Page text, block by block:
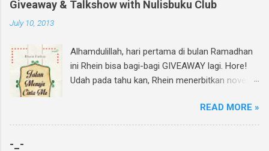
Giveaway & Talkshow with Nulisbuku Club
July 10, 2013
Alhamdulillah, hari pertama di bulan Ramadhan
ini Rhein bisa bagi-bagi GIVEAWAY lagi. Hore!
Udah pada tahu kan, Rhein menerbitkan novel
beredar di toko buku, termasuk di beberapa
toko buku online. Bagi yang mau tahu behind
READ MORE »
-_-